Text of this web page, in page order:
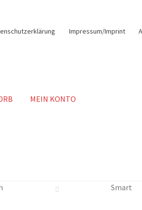
Impressum/Imprint
MEIN KONTO
Smart